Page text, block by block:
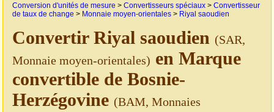
Conversion d'unités de mesure > Convertisseurs spéciaux > Convertisseur
de taux de change > Monnaie moyen-orientales > Riyal saoudien
Convertir Riyal saoudien (SAR,
Monnaie moyen-orientales) en Marque
convertible de Bosnie-
Herzégovine (BAM, Monnaies